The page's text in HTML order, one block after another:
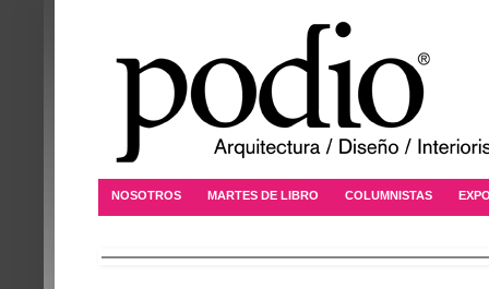
NOSOTROS MARTES DE LIBRO COLUMNISTAS